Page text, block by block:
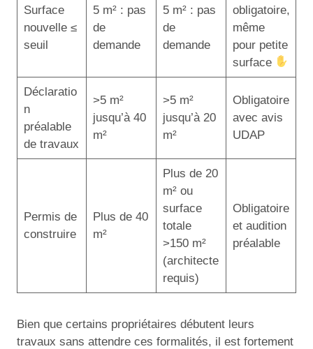
Surface
nouvelle ≤
seuil
5 m² : pas
de
demande
5 m² : pas
de
demande
obligatoire,
même
pour petite
surface
Déclaratio
n
préalable
de travaux
>5 m²
jusqu’à 40
m²
>5 m²
jusqu’à 20
m²
Obligatoire
avec avis
UDAP
Permis de
construire
Plus de 40
m²
Plus de 20
m² ou
surface
totale
>150 m²
(architecte
requis)
Obligatoire
et audition
préalable
Bien que certains propriétaires débutent leurs
travaux sans attendre ces formalités, il est fortement